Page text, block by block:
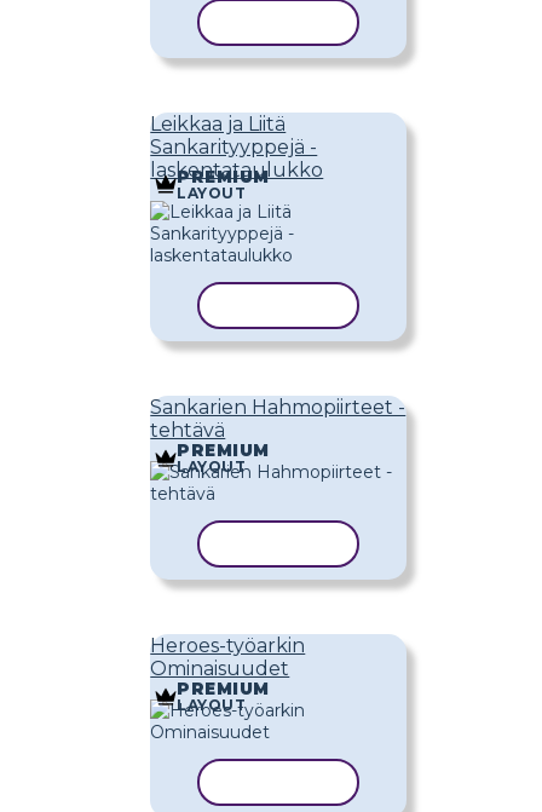
Leikkaa ja Liitä
Sankarityyppejä -
laskentataulukko
PREMIUM
LAYOUT
Sankarien Hahmopiirteet -
tehtävä
PREMIUM
LAYOUT
Heroes-työarkin
Ominaisuudet
PREMIUM
LAYOUT